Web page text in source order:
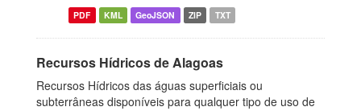
PDF KML GeoJSON ZIP TXT
Recursos Hídricos de Alagoas
Recursos Hídricos das águas superficiais ou
subterrâneas disponíveis para qualquer tipo de uso de